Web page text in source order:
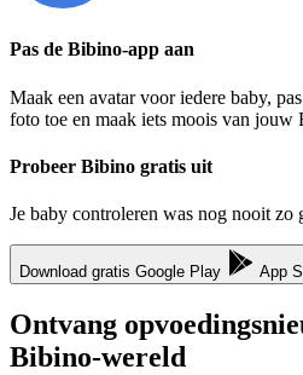
Pas de Bibino-app aan
Maak een avatar voor iedere baby,
foto toe en maak iets moois van jouw
Probeer Bibino gratis uit
Je baby controleren was nog nooit zo
Download gratis Google Play App
Ontvang
Bibino-wereld